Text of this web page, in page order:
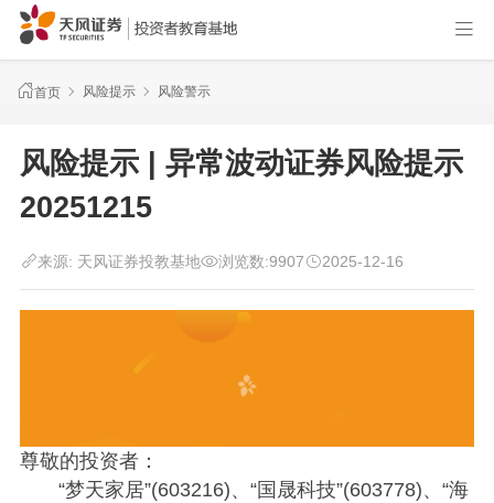
首页 风险提示 风险警示
风险提示 | 异常波动证券风险提示
20251215
来源: 天风证券投教基地 浏览数:9907 2025-12-16
尊敬的投资者：
“梦天家居”(603216)、“国晟科技”(603778)、“海